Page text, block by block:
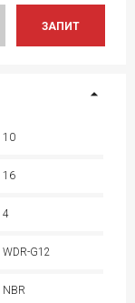
ЗАПИТ
10
16
4
WDR-G12
NBR